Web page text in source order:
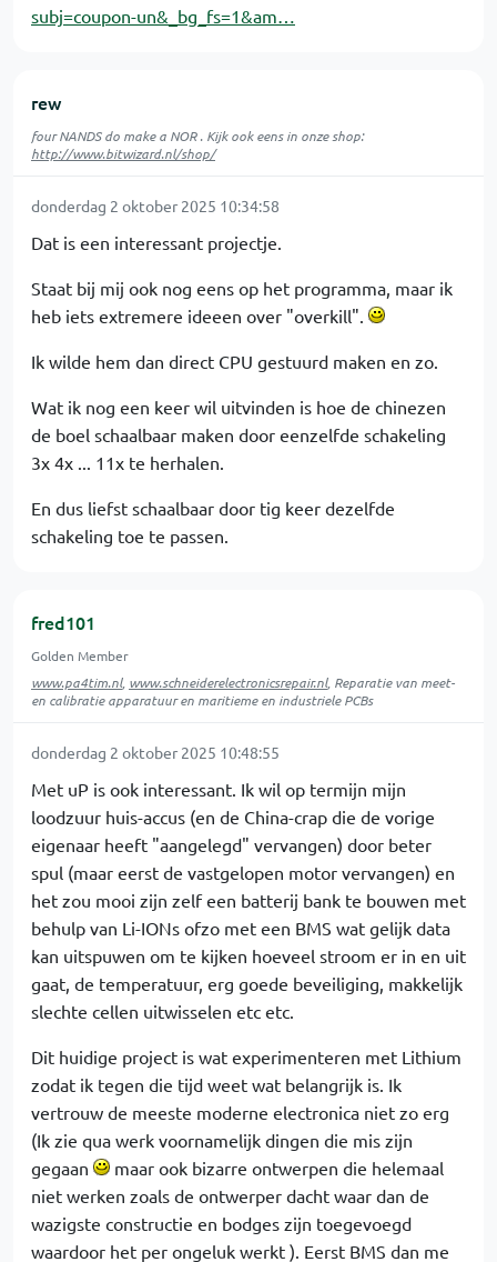
subj=coupon-un&_bg_fs=1&am…
rew
four NANDS do make a NOR . Kijk ook eens in onze shop:
http://www.bitwizard.nl/shop/
donderdag 2 oktober 2025 10:34:58
Dat is een interessant projectje.
Staat bij mij ook nog eens op het programma, maar ik
heb iets extremere ideeen over "overkill".
Ik wilde hem dan direct CPU gestuurd maken en zo.
Wat ik nog een keer wil uitvinden is hoe de chinezen
de boel schaalbaar maken door eenzelfde schakeling
3x 4x ... 11x te herhalen.
En dus liefst schaalbaar door tig keer dezelfde
schakeling toe te passen.
fred101
Golden Member
www.pa4tim.nl, www.schneiderelectronicsrepair.nl, Reparatie van meet-
en calibratie apparatuur en maritieme en industriele PCBs
donderdag 2 oktober 2025 10:48:55
Met uP is ook interessant. Ik wil op termijn mijn
loodzuur huis-accus (en de China-crap die de vorige
eigenaar heeft "aangelegd" vervangen) door beter
spul (maar eerst de vastgelopen motor vervangen) en
het zou mooi zijn zelf een batterij bank te bouwen met
behulp van Li-IONs ofzo met een BMS wat gelijk data
kan uitspuwen om te kijken hoeveel stroom er in en uit
gaat, de temperatuur, erg goede beveiliging, makkelijk
slechte cellen uitwisselen etc etc.
Dit huidige project is wat experimenteren met Lithium
zodat ik tegen die tijd weet wat belangrijk is. Ik
vertrouw de meeste moderne electronica niet zo erg
(Ik zie qua werk voornamelijk dingen die mis zijn
gegaan
maar ook bizarre ontwerpen die helemaal
niet werken zoals de ontwerper dacht waar dan de
wazigste constructie en bodges zijn toegevoegd
waardoor het per ongeluk werkt ). Eerst BMS dan me